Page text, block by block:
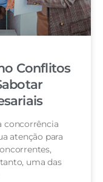
Conflitos
concorrência
atenção para
uma das